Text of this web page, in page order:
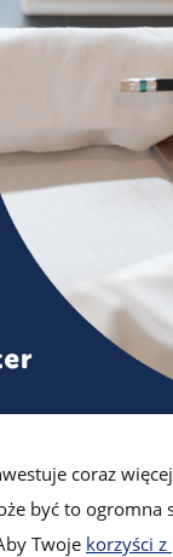
wdrożeń naszych
programów
coraz
być to ogromna
Twoje korzyści